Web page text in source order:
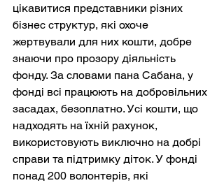
цікавитися представники різних
бізнес структур, які охоче
жертвували для них кошти, добре
знаючи про прозору діяльність
фонду. За словами пана Сабана, у
фонді всі працюють на добровільних
засадах, безоплатно. Усі кошти, що
надходять на їхній рахунок,
використовують виключно на добрі
справи та підтримку діток. У фонді
понад 200 волонтерів, які